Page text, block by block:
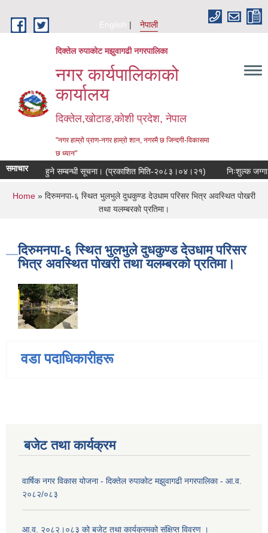
English
नेपाली
दिक्तेल रुपाकोट मझुवागढी नगरपालिका
नगर कार्यपालिकाको
कार्यालय
दिक्तेल,खोटाङ,कोशी प्रदेश, नेपाल
"नगर हाम्रो प्राण-नगर हाम्रो शान, नगरमै छ जिन्दगी-विकासमा
छ ध्यान"
समाचार
सुनुवाई हुने सम्बन्धी सूचना। (प्रकाशित मिति-२०८३।०४।२१) निःशुल्क जग्गा
You are here
Home » दिरुमनपा-६ स्थित भुलभुले दुधकुण्ड देउधाम परिसर भित्र अवस्थित पोखरी
तथा यलम्बरको प्रतिमा।
दिरुमनपा-६ स्थित भुलभुले दुधकुण्ड देउधाम परिसर
भित्र अवस्थित पोखरी तथा यलम्बरको प्रतिमा।
वडा पदाधिकारीहरू
बजेट तथा कार्यक्रम
वार्षिक नगर विकास योजना - दिक्तेल रुपाकोट मझुवागढी नगरपालिका - आ.व.
२०८२/०८३
आ.व. २०८२।०८३ को बजेट तथा कार्यक्रमको संक्षिप्त विवरण ।